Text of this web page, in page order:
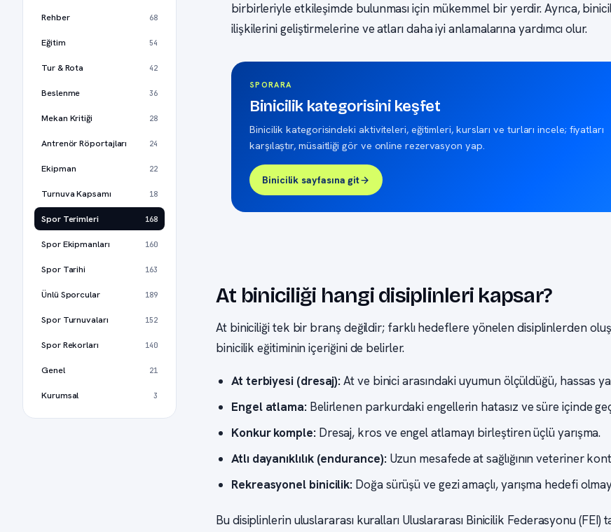
Rehber 68
Eğitim 54
Tur & Rota 42
Beslenme 36
Mekan Kritiği 28
Antrenör Röportajları 24
Ekipman 22
Turnuva Kapsamı 18
Spor Terimleri 168
Spor Ekipmanları 160
Spor Tarihi 163
Ünlü Sporcular 189
Spor Turnuvaları 152
Spor Rekorları 140
Genel 21
Kurumsal 3
birbirleriyle etkileşimde bulunması için mükemmel bir yerdir. Ayrıca,
ilişkilerini geliştirmelerine ve atları daha iyi anlamalarına yardımcı olur.
SPORARA
Binicilik kategorisini keşfet
Binicilik kategorisindeki aktiviteleri, eğitimleri, kursları ve turları incele; fiyatları
karşılaştır, müsaitliği gör ve online rezervasyon yap.
Binicilik sayfasına git
At biniciliği hangi disiplinleri kapsar?
At biniciliği tek bir branş değildir; farklı hedeflere yönelen disiplinlerden
binicilik eğitiminin içeriğini de belirler.
At terbiyesi (dresaj):At ve binici arasındaki uyumun ölçüldüğü, hassas
Engel atlama:Belirlenen parkurdaki engellerin hatasız ve süre içinde
Konkur komple:Dresaj, kros ve engel atlamayı birleştiren üçlü yarışma.
Atlı dayanıklılık (endurance):Uzun mesafede at sağlığının veteriner
Rekreasyonel binicilik: Doğa sürüşü ve gezi amaçlı, yarışma hedefi
Bu disiplinlerin uluslararası kuralları Uluslararası Binicilik Federasyonu